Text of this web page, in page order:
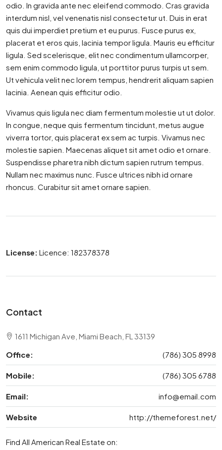
odio. In gravida ante nec eleifend commodo. Cras gravida
interdum nisl, vel venenatis nisl consectetur ut. Duis in erat
quis dui imperdiet pretium et eu purus. Fusce purus ex,
placerat et eros quis, lacinia tempor ligula. Mauris eu efficitur
ligula. Sed scelerisque, elit nec condimentum ullamcorper,
sem enim commodo ligula, ut porttitor purus turpis ut sem.
Ut vehicula velit nec lorem tempus, hendrerit aliquam sapien
lacinia. Aenean quis efficitur odio.
Vivamus quis ligula nec diam fermentum molestie ut ut dolor.
In congue, neque quis fermentum tincidunt, metus augue
viverra tortor, quis placerat ex sem ac turpis. Vivamus nec
molestie sapien. Maecenas aliquet sit amet odio et ornare.
Suspendisse pharetra nibh dictum sapien rutrum tempus.
Nullam nec maximus nunc. Fusce ultrices nibh id ornare
rhoncus. Curabitur sit amet ornare sapien.
License: Licence: 182378378
Contact
1611 Michigan Ave, Miami Beach, FL 33139
Office:
(786) 305 8998
Mobile: (786) 305 6788
Email: info@email.com
Website http://themeforest.net/
Find All American Real Estate on: